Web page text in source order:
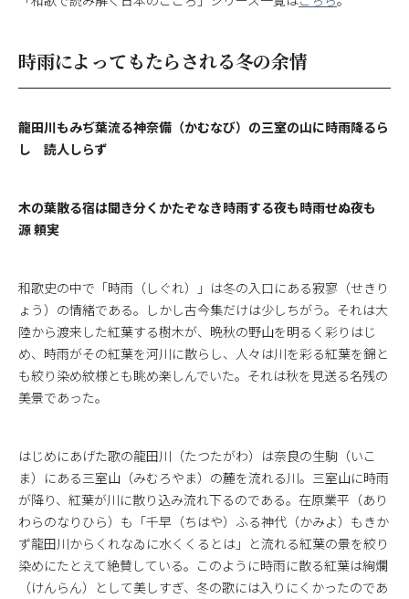
時雨によってもたらされる冬の余情
龍田川もみぢ葉流る神奈備（かむなび）の三室の山に時雨降るら
し 読人しらず
木の葉散る宿は聞き分くかたぞなき時雨する夜も時雨せぬ夜も
源 頼実
和歌史の中で「時雨（しぐれ）」は冬の入口にある寂寥（せきり
ょう）の情緒である。しかし古今集だけは少しちがう。それは大
陸から渡来した紅葉する樹木が、晩秋の野山を明るく彩りはじ
め、時雨がその紅葉を河川に散らし、人々は川を彩る紅葉を錦と
も絞り染め紋様とも眺め楽しんでいた。それは秋を見送る名残の
美景であった。
はじめにあげた歌の龍田川（たつたがわ）は奈良の生駒（いこ
ま）にある三室山（みむろやま）の麓を流れる川。三室山に時雨
が降り、紅葉が川に散り込み流れ下るのである。在原業平（あり
わらのなりひら）も「千早（ちはや）ふる神代（かみよ）もきか
ず龍田川からくれなゐに水くくるとは」と流れる紅葉の景を絞り
染めにたとえて絶賛している。このように時雨に散る紅葉は絢爛
（けんらん）として美しすぎ、冬の歌には入りにくかったのであ